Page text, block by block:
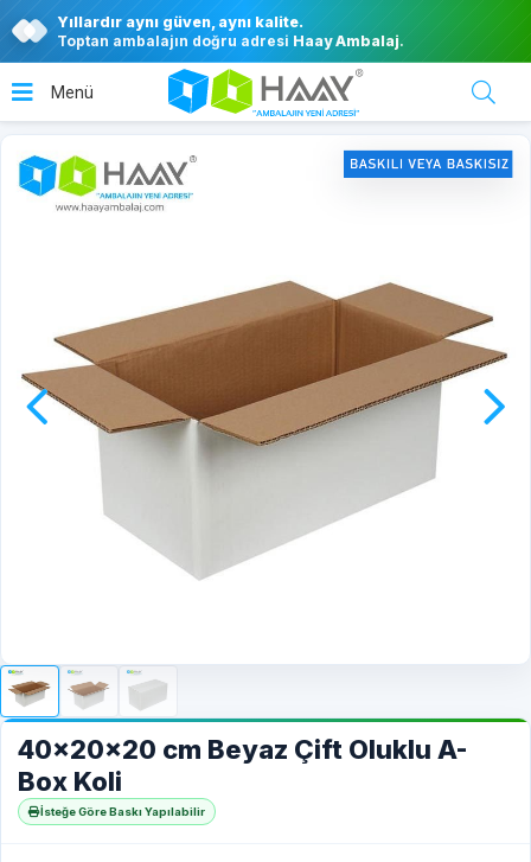
Yıllardır aynı güven, aynı kalite.
Toptan ambalajın doğru adresi Haay Ambalaj.
40x20x20 cm Beyaz Çift Oluklu A-
Box Koli
İsteğe Göre Baskı Yapılabilir